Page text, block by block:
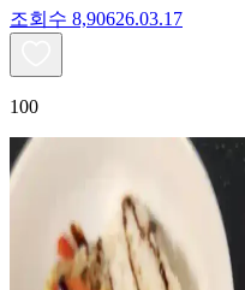
조회수 8,90626.03.17
100